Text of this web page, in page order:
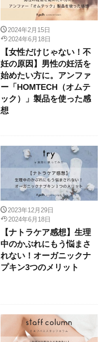
2024年2月15日
2024年6月18日
【女性だけじゃない！不
妊の原因】男性の妊活を
始めたい方に。アンファ
ー「HOMTECH（オムテ
ック）」製品を使った感
想
2023年12月29日
2024年6月18日
【ナトラケア感想】生理
中のかぶれにもう悩まさ
れない！オーガニックナ
プキン3つのメリット